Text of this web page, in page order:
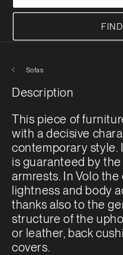
Sofas
Description
This piece of
with a decisive
contemporary style.
is guaranteed by
armrests. In Volo
lightness and body
thanks also to the
structure of the
or leather, back
covers.
policy